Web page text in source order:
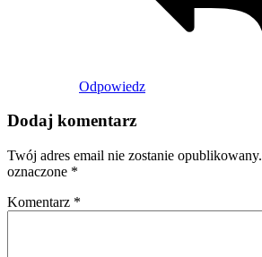
Odpowiedz
Dodaj komentarz
Twój adres email nie zostanie opublikowany.
oznaczone *
Komentarz *